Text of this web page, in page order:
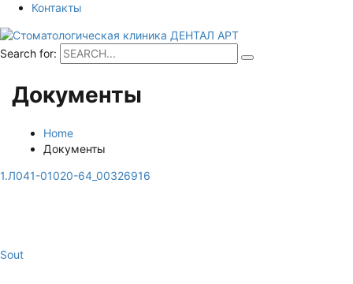
Контакты
Search for:
Документы
Home
Документы
1.Л041-01020-64_00326916
Sout